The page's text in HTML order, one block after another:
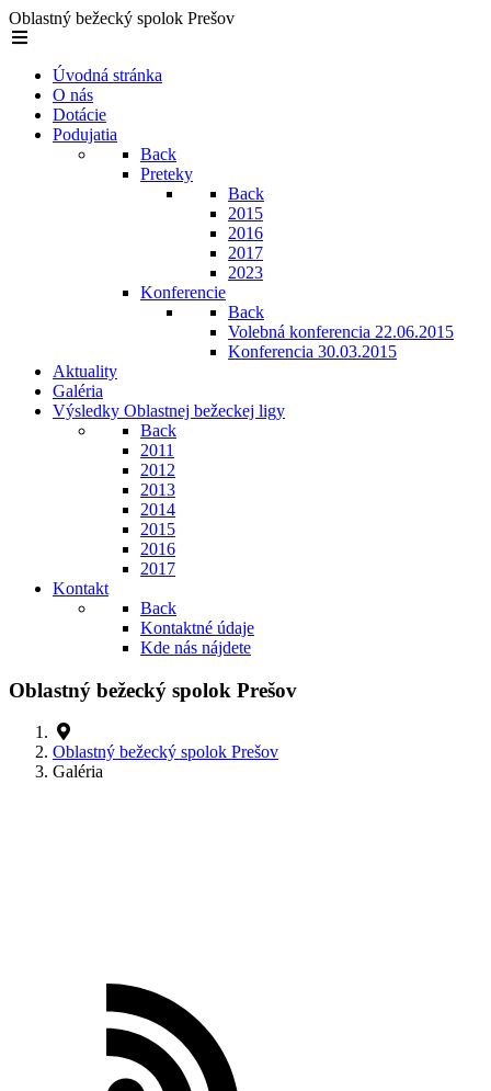
Oblastný bežecký spolok Prešov
Úvodná stránka
O nás
Dotácie
Podujatia
Back
Preteky
Back
2015
2016
2017
2023
Konferencie
Back
Volebná konferencia 22.06.2015
Konferencia 30.03.2015
Aktuality
Galéria
Výsledky Oblastnej bežeckej ligy
Back
2011
2012
2013
2014
2015
2016
2017
Kontakt
Back
Kontaktné údaje
Kde nás nájdete
Oblastný bežecký spolok Prešov
Oblastný bežecký spolok Prešov
Galéria